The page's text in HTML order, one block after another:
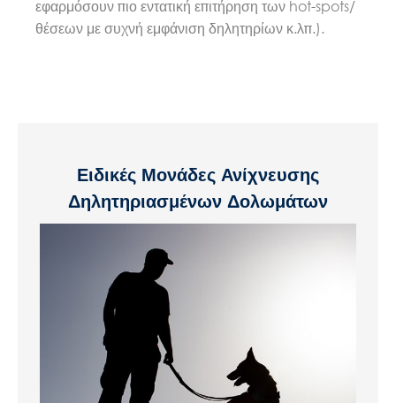
εφαρμόσουν πιο εντατική επιτήρηση των hot-spots/
θέσεων με συχνή εμφάνιση δηλητηρίων κ.λπ.).
Ειδικές Μονάδες Ανίχνευσης
Δηλητηριασμένων Δολωμάτων